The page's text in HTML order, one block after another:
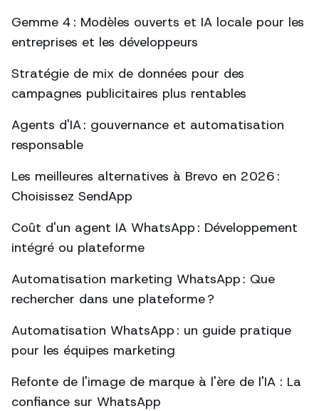
Gemme 4 : Modèles ouverts et IA locale pour les
entreprises et les développeurs
Stratégie de mix de données pour des
campagnes publicitaires plus rentables
Agents d'IA : gouvernance et automatisation
responsable
Les meilleures alternatives à Brevo en 2026 :
Choisissez SendApp
Coût d'un agent IA WhatsApp : Développement
intégré ou plateforme
Automatisation marketing WhatsApp : Que
rechercher dans une plateforme ?
Automatisation WhatsApp : un guide pratique
pour les équipes marketing
Refonte de l'image de marque à l'ère de l'IA : La
confiance sur WhatsApp